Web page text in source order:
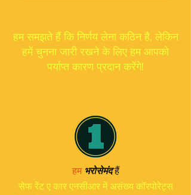
हम समझते हैं कि निर्णय लेना कठिन है, लेकिन
हमें चुनना जारी रखने के लिए हम आपको
पर्याप्त कारण प्रदान करेंगे!
हम भरोसेमंदहैं
सेफ रेंट ए कार एनसीआर में असंख्य कॉरपोरेट्स